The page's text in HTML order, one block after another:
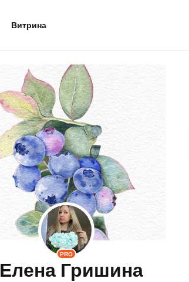
Витрина
PRO
Елена Гришина